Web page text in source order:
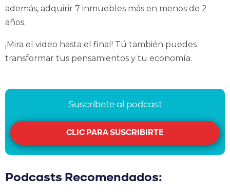
además, adquirir 7 inmuebles más en menos de 2
años.
¡Mira el video hasta el final! Tú también puedes
transformar tus pensamientos y tu economía.
Suscríbete al podcast
CLIC PARA SUSCRIBIRTE
Podcasts Recomendados: